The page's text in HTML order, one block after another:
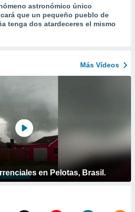
astronómico único
que un pequeño pueblo de
tenga dos atardeceres el mismo
Más Vídeos
en Pelotas, Brasil.